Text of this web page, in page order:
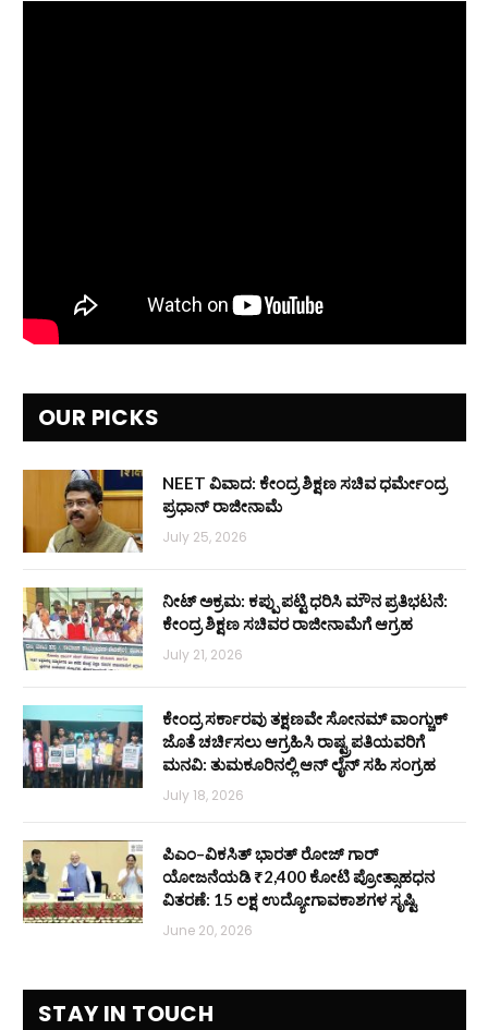
OUR PICKS
NEET ವಿವಾದ: ಕೇಂದ್ರ ಶಿಕ್ಷಣ ಸಚಿವ ಧರ್ಮೇಂದ್ರ
ಪ್ರಧಾನ್ ರಾಜೀನಾಮೆ
July 25, 2026
ನೀಟ್ ಅಕ್ರಮ: ಕಪ್ಪು ಪಟ್ಟಿ ಧರಿಸಿ ಮೌನ ಪ್ರತಿಭಟನೆ:
ಕೇಂದ್ರ ಶಿಕ್ಷಣ ಸಚಿವರ ರಾಜೀನಾಮೆಗೆ ಆಗ್ರಹ
July 21, 2026
ಕೇಂದ್ರ ಸರ್ಕಾರವು ತಕ್ಷಣವೇ ಸೋನಮ್ ವಾಂಗ್ಚುಕ್
ಜೊತೆ ಚರ್ಚಿಸಲು ಆಗ್ರಹಿಸಿ ರಾಷ್ಟ್ರಪತಿಯವರಿಗೆ
ಮನವಿ: ತುಮಕೂರಿನಲ್ಲಿ ಆನ್‌ ಲೈನ್ ಸಹಿ ಸಂಗ್ರಹ
July 18, 2026
ಪಿಎಂ–ವಿಕಸಿತ್ ಭಾರತ್ ರೋಜ್‌ ಗಾರ್
ಯೋಜನೆಯಡಿ ₹2,400 ಕೋಟಿ ಪ್ರೋತ್ಸಾಹಧನ
ವಿತರಣೆ: 15 ಲಕ್ಷ ಉದ್ಯೋಗಾವಕಾಶಗಳ ಸೃಷ್ಟಿ
June 20, 2026
STAY IN TOUCH